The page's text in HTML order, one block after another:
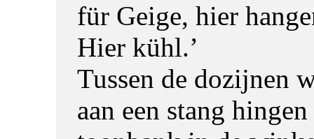
für Geige, hier
Hier kühl.’
Tussen de dozijnen
aan een stang